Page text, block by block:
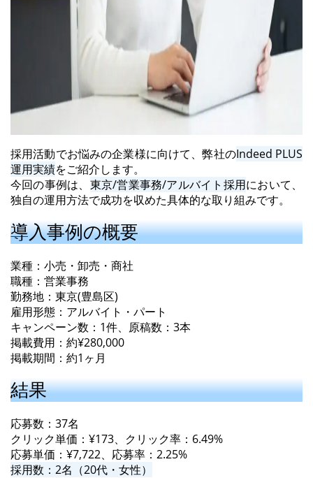
採用活動でお悩みの企業様に向けて、弊社のIndeed PLUS
運用実績をご紹介します。
今回の事例は、 東京/営業事務/アルバイト採用において、
独自の運用方法で成功を収めた具体的な取り組みです。
導入事例の概要
業種：小売・卸売・商社
職種：営業事務
勤務地：東京(豊島区)
雇用形態：アルバイト・パート
キャンペーン数：1件、原稿数：3本
掲載費用：約¥280,000
掲載期間：約1ヶ月
結果
応募数：37名
クリック単価：¥173、クリック率：6.49%
応募単価：¥7,722、応募率：2.25%
採用数：2名（20代・女性）